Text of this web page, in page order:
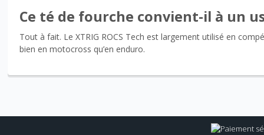
Ce té de fourche convient-il à un
Tout à fait. Le XTRIG ROCS Tech est largement utilisé en
bien en motocross qu’en enduro.